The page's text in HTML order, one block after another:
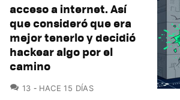
acceso a internet. Así
que consideró que era
mejor tenerlo y decidió
hackear algo por el
camino
13 COMENTARIOS
HACE 15 DÍAS